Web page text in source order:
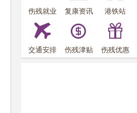
伤残就业 复康资讯 港铁站
交通安排 伤残津贴 伤残优惠